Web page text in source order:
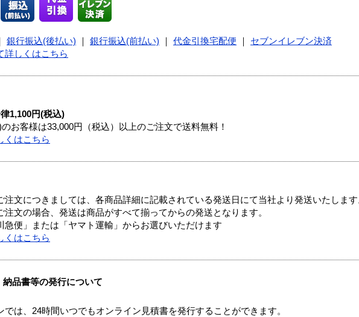
銀行振込(後払い) 銀行振込(前払い) 代金引換宅配便
セブンイレブン決済
詳しくはこちら
1,100円(税込)
お客様は33,000円（税込）以上のご注文で送料無料！
くはこちら
注文につきましては、各商品詳細に記載されている発送日にて当社より発送いたします
注文の場合、発送は商品がすべて揃ってからの発送となります。
便」または「ヤマト運輸」からお選びいただけます
くはこちら
納品書等の発行について
では、24時間いつでもオンライン見積書を発行することができます。